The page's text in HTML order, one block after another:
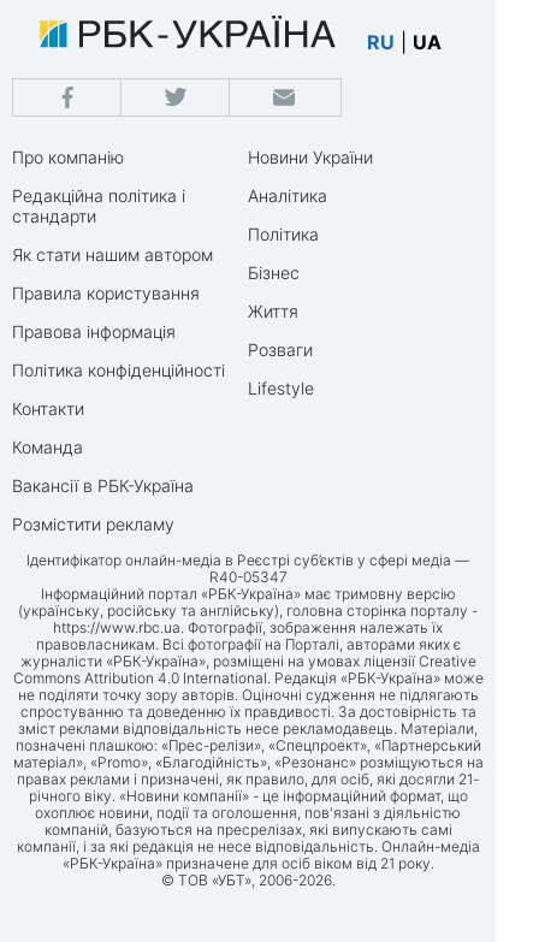
RU UA
Про компанію
Редакційна політика і
стандарти
Як стати нашим автором
Правила користування
Правова інформація
Політика конфіденційності
Контакти
Команда
Вакансії в РБК-Україна
Розмістити рекламу
Новини України
Аналітика
Політика
Бізнес
Життя
Розваги
Lifestyle
Ідентифікатор онлайн-медіа в Реєстрі суб’єктів у сфері медіа —
R40-05347
Інформаційний портал «РБК-Україна» має тримовну версію
(українську, російську та англійську), головна сторінка порталу -
https://www.rbc.ua. Фотографії, зображення належать їх
правовласникам. Всі фотографії на Порталі, авторами яких є
журналісти «РБК-Україна», розміщені на умовах ліцензії Creative
Commons Attribution 4.0 International. Редакція «РБК-Україна» може
не поділяти точку зору авторів. Оціночні судження не підлягають
спростуванню та доведенню їх правдивості. За достовірність та
зміст реклами відповідальність несе рекламодавець. Матеріали,
позначені плашкою: «Прес-релізи», «Спецпроект», «Партнерський
матеріал», «Promo», «Благодійність», «Резонанс» розміщуються на
правах реклами і призначені, як правило, для осіб, які досягли 21-
річного віку. «Новини компанії» - це інформаційний формат, що
охоплює новини, події та оголошення, пов'язані з діяльністю
компаній, базуються на пресрелізах, які випускають самі
компанії, і за які редакція не несе відповідальність. Онлайн-медіа
«РБК-Україна» призначене для осіб віком від 21 року.
© ТОВ «УБТ», 2006-2026.